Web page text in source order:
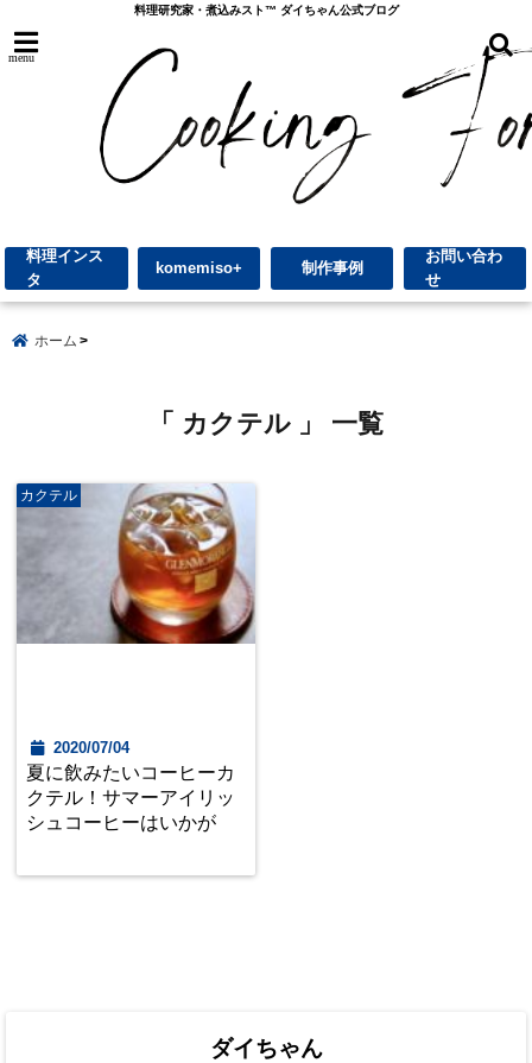
料理研究家・煮込みスト™︎ ダイちゃん公式ブログ
menu
料理インス
タ
komemiso+ 制作事例
お問い合わ
せ
ホーム
「 カクテル 」 一覧
カクテル
2020/07/04
夏に飲みたいコーヒーカ
クテル！サマーアイリッ
シュコーヒーはいかが
ダイちゃん